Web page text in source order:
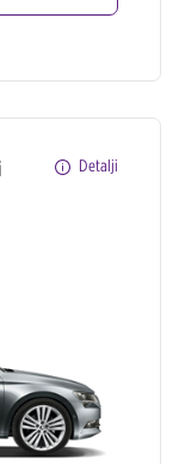
Detalji